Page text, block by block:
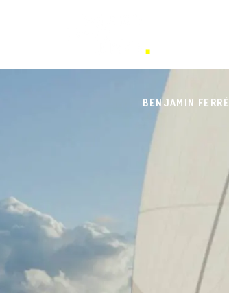
BENJAMIN FERRÉ